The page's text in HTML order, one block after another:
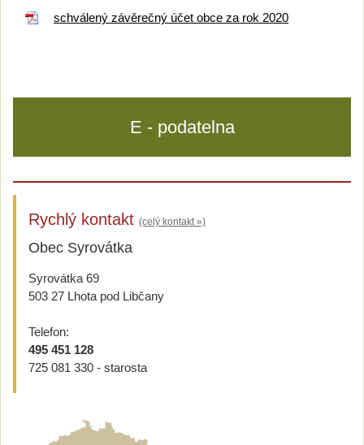
schválený závěrečný účet obce za rok 2020
E - podatelna
Rychlý kontakt (celý kontakt »)
Obec Syrovátka
Syrovátka 69
503 27 Lhota pod Libčany
Telefon:
495 451 128
725 081 330 - starosta